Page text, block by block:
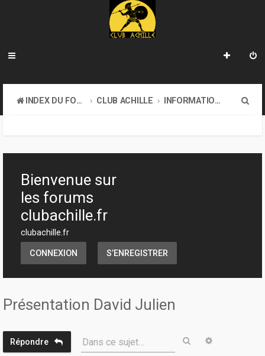
INDEX DU FORUM CLUB ACHILLE INFORMATIONS GÉNÉRALES
h
Bienvenue sur
les forums
clubachille.fr
clubachille.fr
CONNEXION S’ENREGISTRER
Présentation David Julien
Répondre Dans ce sujet… Rechercher